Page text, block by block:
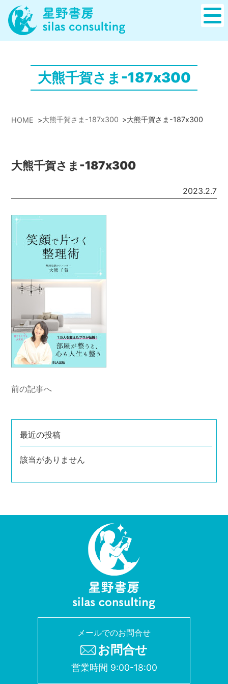
大熊千賀さま-187x300
HOME >大熊千賀さま-187x300 >大熊千賀さま-187x300
大熊千賀さま-187x300
2023.2.7
前の記事へ
最近の投稿
該当がありません
メールでのお問合せ
お問合せ
営業時間 9:00-18:00